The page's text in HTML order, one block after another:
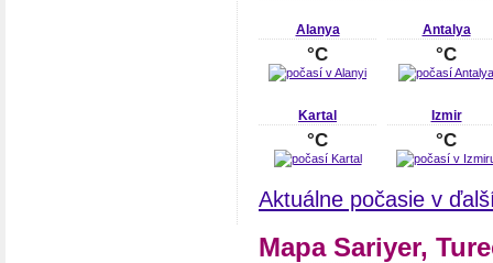
Alanya
°C
Antalya
°C
Kartal
°C
Izmir
°C
Aktuálne počasie v
Mapa Sariyer,